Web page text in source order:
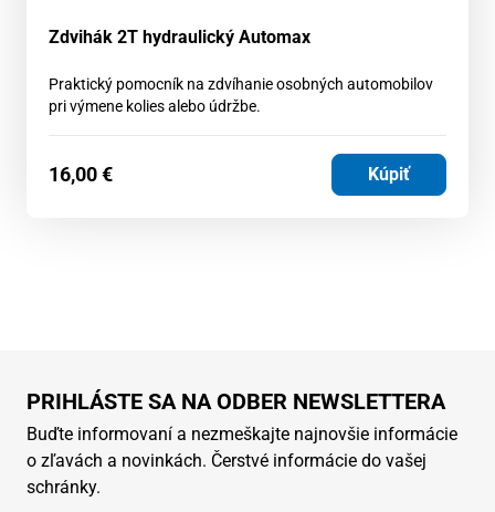
Zdvihák 2T hydraulický Automax
Praktický pomocník na zdvíhanie osobných automobilov
pri výmene kolies alebo údržbe.
16,00€ Kúpiť
PRIHLÁSTE SA NA ODBER NEWSLETTERA
Buďte informovaní a nezmeškajte najnovšie informácie
o zľavách a novinkách. Čerstvé informácie do vašej
schránky.